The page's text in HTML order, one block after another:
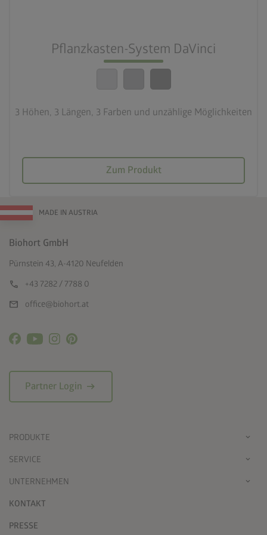
Pflanzkasten-System DaVinci
3 Höhen, 3 Längen, 3 Farben und unzählige Möglichkeiten
Zum Produkt
calendar_month
20 Jahre Garantie
MADE IN AUSTRIA
Biohort GmbH
Pürnstein 43, A-4120 Neufelden
call +43 7282 / 7788 0
mail office@biohort.at
Partner Login arrow_right_alt
PRODUKTE
SERVICE
UNTERNEHMEN
KONTAKT
PRESSE